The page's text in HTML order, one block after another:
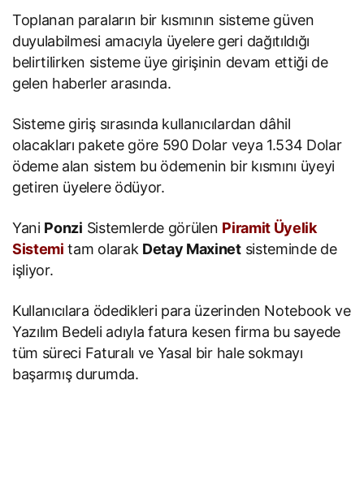
Toplanan paraların bir kısmının sisteme güven
duyulabilmesi amacıyla üyelere geri dağıtıldığı
belirtilirken sisteme üye girişinin devam ettiği de
gelen haberler arasında.
Sisteme giriş sırasında kullanıcılardan dâhil
olacakları pakete göre 590 Dolar veya 1.534 Dolar
ödeme alan sistem bu ödemenin bir kısmını üyeyi
getiren üyelere ödüyor.
Yani Ponzi Sistemlerde görülen Piramit Üyelik
Sistemi tam olarak Detay Maxinetsisteminde de
işliyor.
Kullanıcılara ödedikleri para üzerinden Notebook ve
Yazılım Bedeli adıyla fatura kesen firma bu sayede
tüm süreci Faturalı ve Yasal bir hale sokmayı
başarmış durumda.